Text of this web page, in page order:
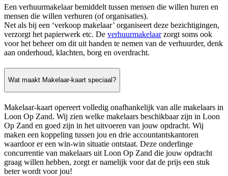
Een verhuurmakelaar bemiddelt tussen mensen die willen huren en
mensen die willen verhuren (of organisaties).
Net als bij een ‘verkoop makelaar’ organiseert deze bezichtigingen,
verzorgt het papierwerk etc. De verhuurmakelaarzorgt soms ook
voor het beheer om dit uit handen te nemen van de verhuurder, denk
aan onderhoud, klachten, borg en overdracht.
Wat maakt Makelaar-kaart speciaal?
Makelaar-kaart opereert volledig onafhankelijk van alle makelaars in
Loon Op Zand. Wij zien welke makelaars beschikbaar zijn in Loon
Op Zand en goed zijn in het uitvoeren van jouw opdracht. Wij
maken een koppeling tussen jou en drie accountantskantoren
waardoor er een win-win situatie ontstaat. Deze onderlinge
concurrentie van makelaars uit Loon Op Zand die jouw opdracht
graag willen hebben, zorgt er namelijk voor dat de prijs een stuk
beter wordt voor jou!